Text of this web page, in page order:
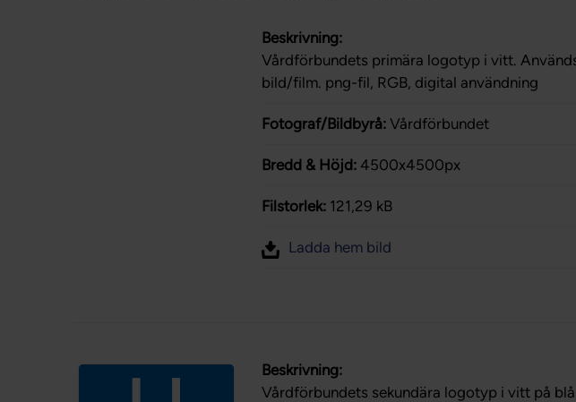
Beskrivning:
Vårdförbundets primära logotyp i vitt.
bild/film. png-fil, RGB, digital användning
Fotograf/Bildbyrå: Vårdförbundet
Bredd & Höjd: 4500x4500px
Filstorlek: 121,29 kB
Ladda hem bild
Beskrivning:
Vårdförbundets sekundära logotyp i vitt på